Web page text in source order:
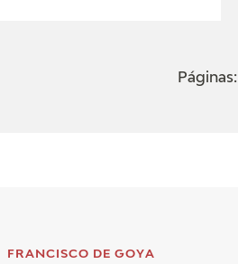
Páginas:
FRANCISCO DE GOYA